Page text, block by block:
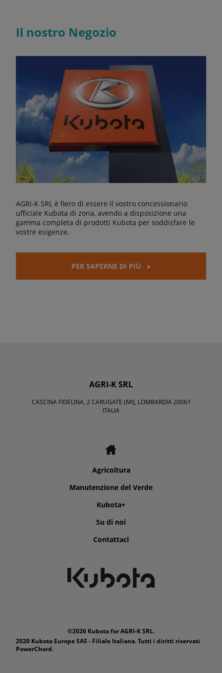
Il nostro Negozio
AGRI-K SRL è fiero di essere il vostro concessionario
ufficiale Kubota di zona, avendo a disposizione una
gamma completa di prodotti Kubota per soddisfare le
vostre esigenze.
PER SAPERNE DI PIÙ
AGRI-K SRL
CASCINA FIDELINA, 2 CARUGATE (MI), LOMBARDIA 20061
ITALIA
Agricoltura
Manutenzione del Verde
Kubota+
Su di noi
Contattaci
©2026 Kubota for AGRI-K SRL.
2020 Kubota Europe SAS - Filiale Italiana. Tutti i diritti riservati
PowerChord.